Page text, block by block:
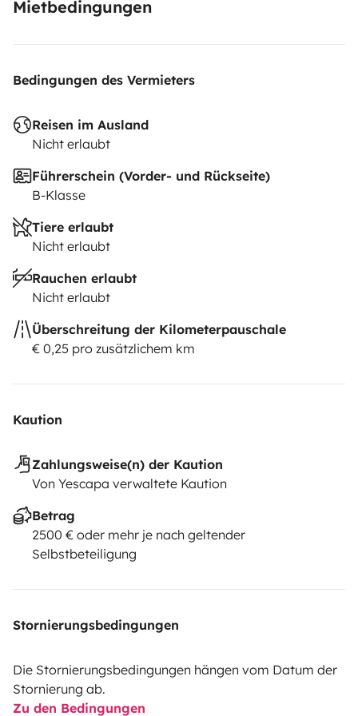
Mietbedingungen
Bedingungen des Vermieters
Reisen im Ausland
Nicht erlaubt
Führerschein (Vorder- und Rückseite)
B-Klasse
Tiere erlaubt
Nicht erlaubt
Rauchen erlaubt
Nicht erlaubt
Überschreitung der Kilometerpauschale
€ 0,25 pro zusätzlichem km
Kaution
Zahlungsweise(n) der Kaution
Von Yescapa verwaltete Kaution
Betrag
2500 € oder mehr je nach geltender
Selbstbeteiligung
Stornierungsbedingungen
Die Stornierungsbedingungen hängen vom Datum der
Stornierung ab.
Zu den Bedingungen